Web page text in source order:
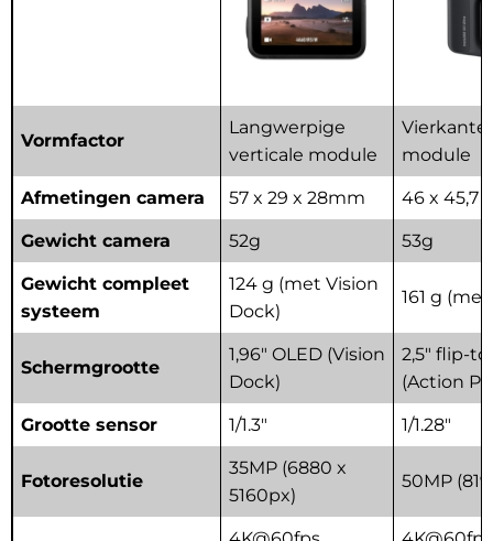
Vormfactor
Langwerpige
verticale module
module
Afmetingen camera 57 x 29 x 28mm 46 x 45,7
Gewicht camera 52g 53g
Gewicht compleet
systeem
124 g (met Vision
Dock)
161 g
Schermgrootte
1,96" OLED (Vision
Dock)
2,5" flip-
(Action
Grootte sensor 1/1.3" 1/1.28"
Fotoresolutie
35MP (6880 x
5160px)
50MP